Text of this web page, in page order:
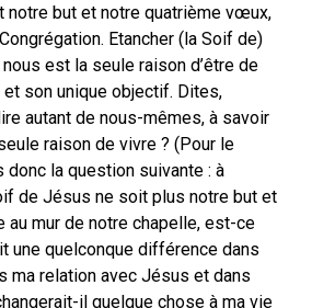
notre but et notre quatrième vœux,
Etancher (la Soif de)
est la seule raison d’être de
son unique objectif. Dites,
autant de nous-mêmes, à savoir
raison de vivre ? (Pour le
la question suivante : à
de Jésus ne soit plus notre but et
mur de notre chapelle, est-ce
une quelconque différence dans
ma relation avec Jésus et dans
il quelque chose à ma vie